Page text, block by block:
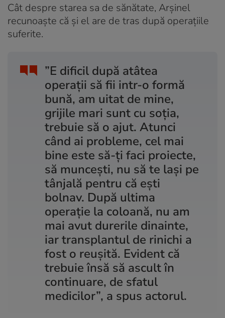
Cât despre starea sa de sănătate, Arșinel
recunoaște că și el are de tras după operațiile
suferite.
”E dificil după atâtea
operații să fii intr-o formă
bună, am uitat de mine,
grijile mari sunt cu soția,
trebuie să o ajut. Atunci
când ai probleme, cel mai
bine este să-ți faci proiecte,
să muncești, nu să te lași pe
tânjală pentru că ești
bolnav. După ultima
operație la coloană, nu am
mai avut durerile dinainte,
iar transplantul de rinichi a
fost o reușită. Evident că
trebuie însă să ascult în
continuare, de sfatul
medicilor”, a spus actorul.